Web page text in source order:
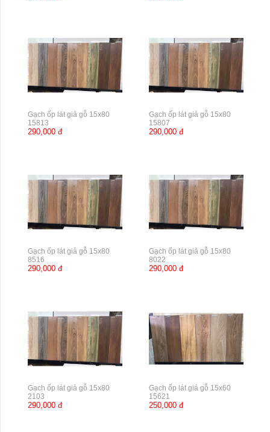
Gạch ốp lát giả gỗ 15x80
15813
290,000 đ
Gạch ốp lát giả gỗ 15x80
15807
290,000 đ
Gạch ốp lát giả gỗ 15x80
8516
290,000 đ
Gạch ốp lát giả gỗ 15x80
8022
290,000 đ
Gạch ốp lát giả gỗ 15x80
2103
290,000 đ
Gạch ốp lát giả gỗ 15x60
15621
250,000 đ